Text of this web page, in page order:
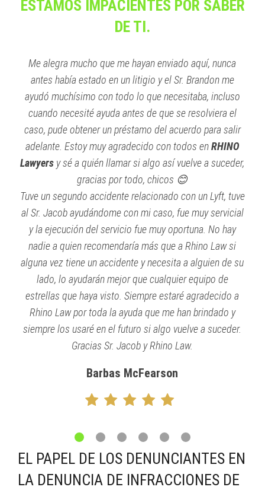
ESTAMOS IMPACIENTES POR SABER
DE TI.
Me alegra mucho que me hayan enviado aquí, nunca
antes había estado en un litigio y el Sr. Brandon me
ayudó muchísimo con todo lo que necesitaba, incluso
cuando necesité ayuda antes de que se resolviera el
caso, pude obtener un préstamo del acuerdo para salir
adelante. Estoy muy agradecido con todos enRHINO
Lawyers y sé a quién llamar si algo así vuelve a suceder,
gracias por todo, chicos 😊
Tuve un segundo accidente relacionado con un Lyft, tuve
al Sr. Jacob ayudándome con mi caso, fue muy servicial
y la ejecución del servicio fue muy oportuna. No hay
nadie a quien recomendaría más que a Rhino Law si
alguna vez tiene un accidente y necesita a alguien de su
lado, lo ayudarán mejor que cualquier equipo de
estrellas que haya visto. Siempre estaré agradecido a
Rhino Law por toda la ayuda que me han brindado y
siempre los usaré en el futuro si algo vuelve a suceder.
Gracias Sr. Jacob y Rhino Law.
Barbas McFearson
EL PAPEL DE LOS DENUNCIANTES EN
LA DENUNCIA DE INFRACCIONES DE